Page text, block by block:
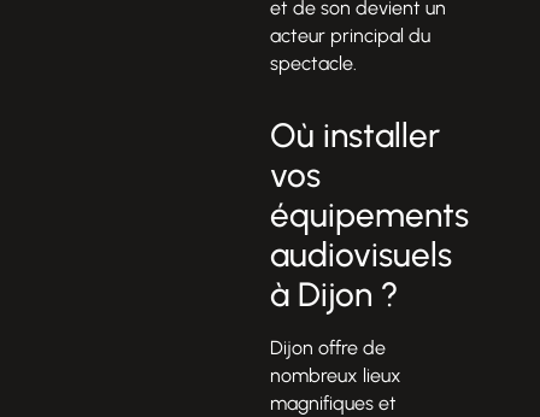
et de son devient un
acteur principal du
spectacle.
Où installer
vos
équipements
audiovisuels
à Dijon ?
Dijon offre de
nombreux lieux
magnifiques et